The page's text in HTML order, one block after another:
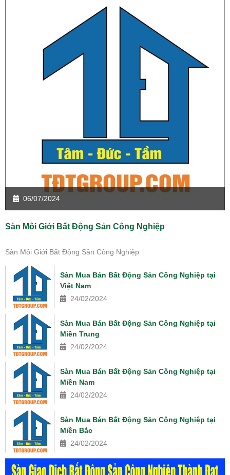
06/07/2024
Sàn Môi Giới Bất Động Sản Công Nghiệp
Sàn Môi Giới Bất Động Sản Công Nghiệp
Sàn Mua Bán Bất Động Sản Công Nghiệp tại
Việt Nam
24/02/2024
Sàn Mua Bán Bất Động Sản Công Nghiệp tại
Miền Trung
24/02/2024
Sàn Mua Bán Bất Động Sản Công Nghiệp tại
Miền Nam
24/02/2024
Sàn Mua Bán Bất Động Sản Công Nghiệp tại
Miền Bắc
24/02/2024